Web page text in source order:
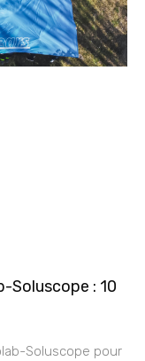
Soluscope : 10
Soluscope pour